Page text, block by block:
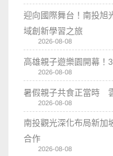
迎向國際舞台！南投旭
域創新學習之旅
2026-08-08
高雄親子遊樂園開幕！
2026-08-08
暑假親子共食正當時
2026-08-08
南投觀光深化布局新
合作
2026-08-08